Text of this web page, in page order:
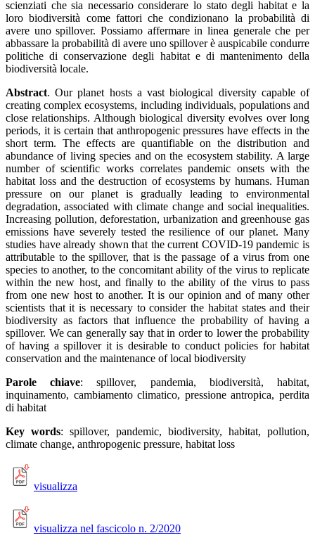
scienziati che sia necessario considerare lo stato degli habitat e la
loro biodiversità come fattori che condizionano la probabilità di
avere uno spillover. Possiamo affermare in linea generale che per
abbassare la probabilità di avere uno spillover è auspicabile condurre
politiche di conservazione degli habitat e di mantenimento della
biodiversità locale.
Abstract. Our planet hosts a vast biological diversity capable of
creating complex ecosystems, including individuals, populations and
close relationships. Although biological diversity evolves over long
periods, it is certain that anthropogenic pressures have effects in the
short term. The effects are quantifiable on the distribution and
abundance of living species and on the ecosystem stability. A large
number of scientific works correlates pandemic onsets with the
habitat loss and the destruction of ecosystems by humans. Human
pressure on our planet is gradually leading to environmental
degradation, associated with climate change and social inequalities.
Increasing pollution, deforestation, urbanization and greenhouse gas
emissions have severely tested the resilience of our planet. Many
studies have already shown that the current COVID-19 pandemic is
attributable to the spillover, that is the passage of a virus from one
species to another, to the concomitant ability of the virus to replicate
within the new host, and finally to the ability of the virus to pass
from one new host to another. It is our opinion and of many other
scientists that it is necessary to consider the habitat states and their
biodiversity as factors that influence the probability of having a
spillover. We can generally say that in order to lower the probability
of having a spillover it is desirable to conduct policies for habitat
conservation and the maintenance of local biodiversity
Parole chiave: spillover, pandemia, biodiversità, habitat,
inquinamento, cambiamento climatico, pressione antropica, perdita
di habitat
Key words: spillover, pandemic, biodiversity, habitat, pollution,
climate change, anthropogenic pressure, habitat loss
visualizza
visualizza nel fascicolo n. 2/2020